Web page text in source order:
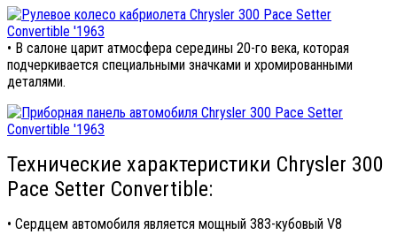
• В салоне царит атмосфера середины 20-го века, которая
подчеркивается специальными значками и хромированными
деталями.
Технические характеристики Chrysler 300
Pace Setter Convertible:
• Сердцем автомобиля является мощный 383-кубовый V8